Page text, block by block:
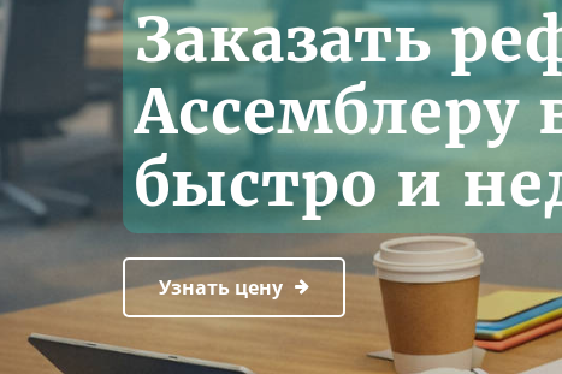
Заказать
Ассемблеру
быстро и
Узнать цену